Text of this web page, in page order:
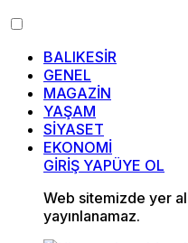
BALIKESİR
GENEL
MAGAZİN
YAŞAM
SİYASET
EKONOMİ
GİRİŞ YAPÜYE OL
Web sitemizde yer
yayınlanamaz.